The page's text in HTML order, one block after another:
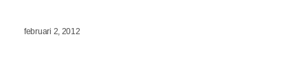
februari 2, 2012